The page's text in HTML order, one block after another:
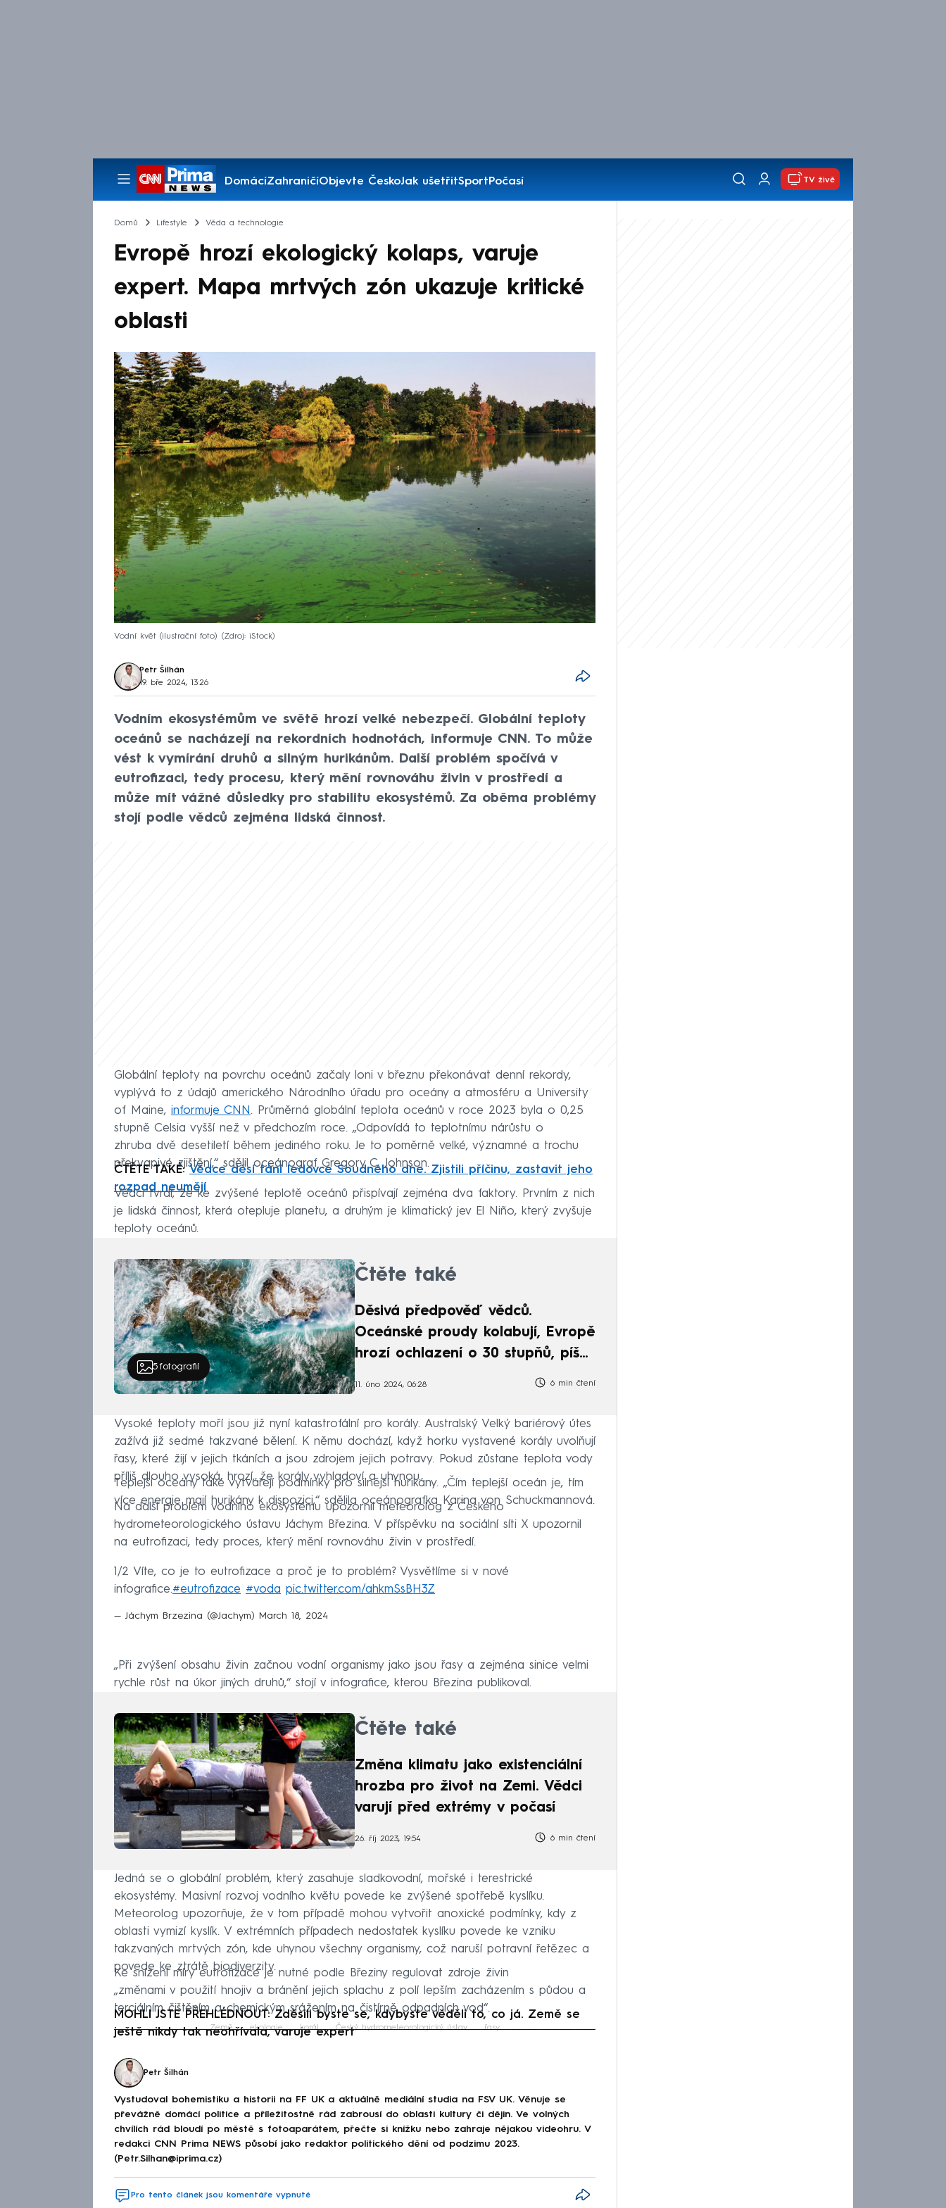
DomácíZahraničíObjevte ČeskoJak ušetřitSportPočasí
Pořady
TV živě
Domů Lifestyle Věda a technologie
Evropě hrozí ekologický kolaps, varuje
expert. Mapa mrtvých zón ukazuje kritické
oblasti
Vodní květ (ilustrační foto) Zdroj: iStock
Petr Šilhán
19. bře 2024, 13:26
Vodním ekosystémům ve světě hrozí velké nebezpečí. Globální teploty
oceánů se nacházejí na rekordních hodnotách, informuje CNN. To může
vést k vymírání druhů a silným hurikánům. Další problém spočívá v
eutrofizaci, tedy procesu, který mění rovnováhu živin v prostředí a
může mít vážné důsledky pro stabilitu ekosystémů. Za oběma problémy
stojí podle vědců zejména lidská činnost.
Globální teploty na povrchu oceánů začaly loni v březnu překonávat denní rekordy,
vyplývá to z údajů amerického Národního úřadu pro oceány a atmosféru a University
of Maine, informuje CNN. Průměrná globální teplota oceánů v roce 2023 byla o 0,25
stupně Celsia vyšší než v předchozím roce. „Odpovídá to teplotnímu nárůstu o
zhruba dvě desetiletí během jediného roku. Je to poměrně velké, významné a trochu
překvapivé zjištění,“ sdělil oceánograf Gregory C. Johnson.
ČTĚTE TAKÉ:Vědce děsí tání ledovce Soudného dne. Zjistili příčinu, zastavit jeho
rozpad neumějí
Vědci tvrdí, že ke zvýšené teplotě oceánů přispívají zejména dva faktory. Prvním z nich
je lidská činnost, která otepluje planetu, a druhým je klimatický jev El Niño, který zvyšuje
teploty oceánů.
5fotografií
Čtěte také
Děsivá předpověď vědců.
Oceánské proudy kolabují, Evropě
hrozí ochlazení o 30 stupňů, píše
11. úno 2024, 06:28 6 min čtení
Vysoké teploty moří jsou již nyní katastrofální pro korály. Australský Velký bariérový útes
zažívá již sedmé takzvané bělení. K němu dochází, když horku vystavené korály uvolňují
řasy, které žijí v jejich tkáních a jsou zdrojem jejich potravy. Pokud zůstane teplota vody
příliš dlouho vysoká, hrozí, že korály vyhladoví a uhynou.
Teplejší oceány také vytvářejí podmínky pro silnější hurikány. „Čím teplejší oceán je, tím
více energie mají hurikány k dispozici,“ sdělila oceánografka Karina von Schuckmannová.
Na další problém vodního ekosystému upozornil meteorolog z Českého
hydrometeorologického ústavu Jáchym Březina. V příspěvku na sociální síti X upozornil
na eutrofizaci, tedy proces, který mění rovnováhu živin v prostředí.
1/2 Víte, co je to eutrofizace a proč je to problém? Vysvětlíme si v nové
infografice.#eutrofizace #voda pic.twitter.com/ahkmSsBH3Z
— Jáchym Brzezina (@Jachym) March 18, 2024
„Při zvýšení obsahu živin začnou vodní organismy jako jsou řasy a zejména sinice velmi
rychle růst na úkor jiných druhů,“ stojí v infografice, kterou Březina publikoval.
Čtěte také
Změna klimatu jako existenciální
hrozba pro život na Zemi. Vědci
varují před extrémy v počasí
26. říj 2023, 19:54 6 min čtení
Jedná se o globální problém, který zasahuje sladkovodní, mořské i terestrické
ekosystémy. Masivní rozvoj vodního květu povede ke zvýšené spotřebě kyslíku.
Meteorolog upozorňuje, že v tom případě mohou vytvořit anoxické podmínky, kdy z
oblasti vymizí kyslík. V extrémních případech nedostatek kyslíku povede ke vzniku
takzvaných mrtvých zón, kde uhynou všechny organismy, což naruší potravní řetězec a
povede ke ztrátě biodiverzity.
Ke snížení míry eutrofizace je nutné podle Březiny regulovat zdroje živin
„změnami v použití hnojiv a bránění jejich splachu z polí lepším zacházením s půdou a
terciálním čištěním a chemickým srážením na čistírně odpadních vod“.
MOHLI JSTE PŘEHLÉDNOUT: Zděsili byste se, kdybyste věděli to, co já. Země se
ještě nikdy tak neohřívala, varuje expert
Failed to fetch
Země ekologie korál Český hydrometeorologický ústav řasy
Petr Šilhán
Vystudoval bohemistiku a historii na FF UK a aktuálně mediální studia na FSV UK. Věnuje se
převážně domácí politice a příležitostně rád zabrousí do oblasti kultury či dějin. Ve volných
chvílích rád bloudí po městě s fotoaparátem, přečte si knížku nebo zahraje nějakou videohru. V
redakci CNN Prima NEWS působí jako redaktor politického dění od podzimu 2023.
(Petr.Silhan@iprima.cz)
Pro tento článek jsou komentáře vypnuté